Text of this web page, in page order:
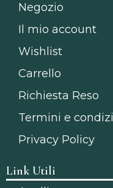
Negozio
Il mio account
Wishlist
Carrello
Richiesta Reso
Termini e
Privacy Policy
Link Utili